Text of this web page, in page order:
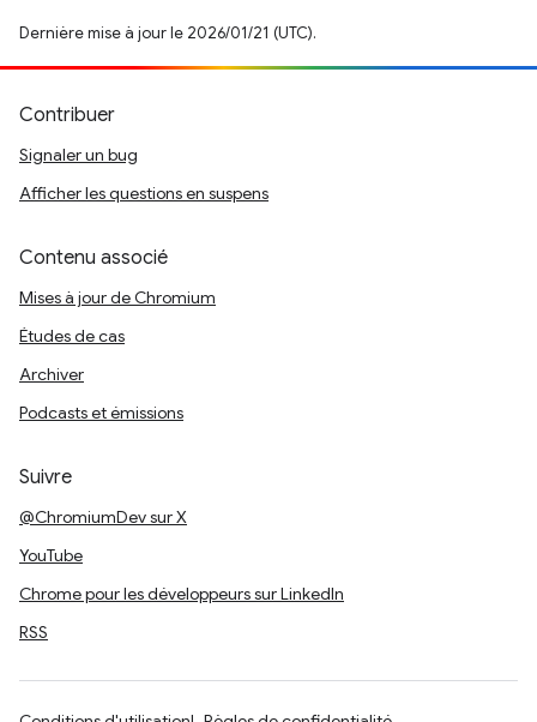
Dernière mise à jour le 2026/01/21 (UTC).
Contribuer
Signaler un bug
Afficher les questions en suspens
Contenu associé
Mises à jour de Chromium
Études de cas
Archiver
Podcasts et émissions
Suivre
@ChromiumDev sur X
YouTube
Chrome pour les développeurs sur LinkedIn
RSS